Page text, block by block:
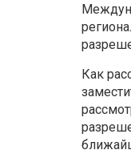
Как